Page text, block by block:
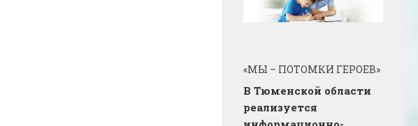
«МЫ – ПОТОМКИ ГЕРОЕВ»
В Тюменской области
реализуется